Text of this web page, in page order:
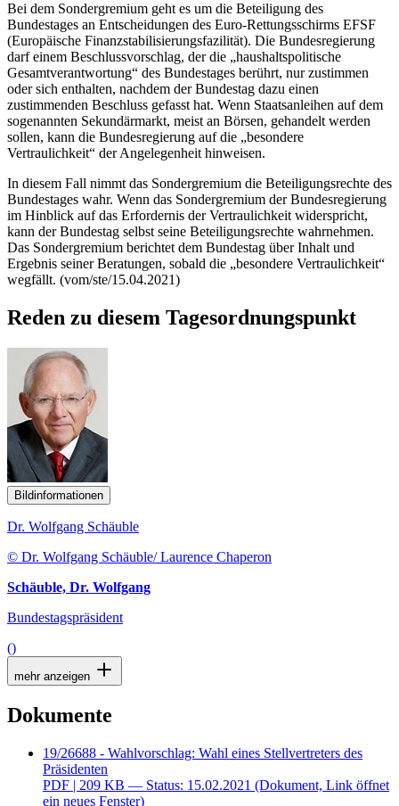
Bei dem Sondergremium geht es um die Beteiligung des
Bundestages an Entscheidungen des Euro-Rettungsschirms EFSF
(Europäische Finanzstabilisierungsfazilität). Die Bundesregierung
darf einem Beschlussvorschlag, der die „haushaltspolitische
Gesamtverantwortung“ des Bundestages berührt, nur zustimmen
oder sich enthalten, nachdem der Bundestag dazu einen
zustimmenden Beschluss gefasst hat. Wenn Staatsanleihen auf dem
sogenannten Sekundärmarkt, meist an Börsen, gehandelt werden
sollen, kann die Bundesregierung auf die „besondere
Vertraulichkeit“ der Angelegenheit hinweisen.
In diesem Fall nimmt das Sondergremium die Beteiligungsrechte des
Bundestages wahr. Wenn das Sondergremium der Bundesregierung
im Hinblick auf das Erfordernis der Vertraulichkeit widerspricht,
kann der Bundestag selbst seine Beteiligungsrechte wahrnehmen.
Das Sondergremium berichtet dem Bundestag über Inhalt und
Ergebnis seiner Beratungen, sobald die „besondere Vertraulichkeit“
wegfällt. (vom/ste/15.04.2021)
Reden zu diesem Tagesordnungspunkt
Bildinformationen
Dr. Wolfgang Schäuble
© Dr. Wolfgang Schäuble/ Laurence Chaperon
Schäuble, Dr. Wolfgang
Bundestagspräsident
()
mehr anzeigen
Dokumente
19/26688 - Wahlvorschlag: Wahl eines Stellvertreters des
Präsidenten
PDF | 209 KB — Status: 15.02.2021 (Dokument, Link öffnet
ein neues Fenster)